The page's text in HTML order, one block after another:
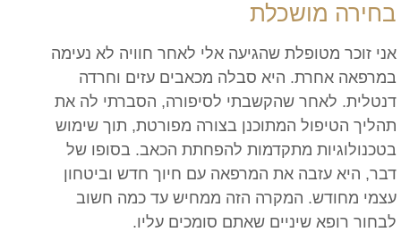
בחירה מושכלת
אני זוכר מטופלת שהגיעה אלי לאחר חוויה לא נעימה
במרפאה אחרת. היא סבלה מכאבים עזים וחרדה
דנטלית. לאחר שהקשבתי לסיפורה, הסברתי לה את
תהליך הטיפול המתוכנן בצורה מפורטת, תוך שימוש
בטכנולוגיות מתקדמות להפחתת הכאב. בסופו של
דבר, היא עזבה את המרפאה עם חיוך חדש וביטחון
עצמי מחודש. המקרה הזה ממחיש עד כמה חשוב
לבחור רופא שיניים שאתם סומכים עליו.